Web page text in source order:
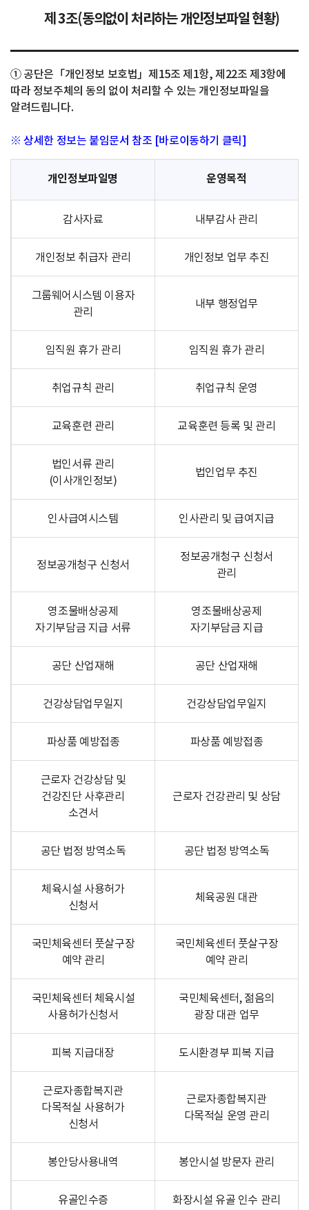
제 3조(동의없이 처리하는 개인정보파일 현황)
① 공단은「개인정보 보호법」제15조 제1항, 제22조 제3항에
따라 정보주체의 동의 없이 처리할 수 있는 개인정보파일을
알려드립니다.
※ 상세한 정보는 붙임문서 참조 [바로이동하기 클릭]
개인정보파일명 운영목적
감사자료 내부감사 관리
개인정보 취급자 관리 개인정보 업무 추진
그룹웨어시스템 이용자
관리
내부 행정업무
임직원 휴가 관리 임직원 휴가 관리
취업규칙 관리 취업규칙 운영
교육훈련 관리 교육훈련 등록 및 관리
법인서류 관리
(이사개인정보)
법인업무 추진
인사급여시스템 인사관리 및 급여지급
정보공개청구 신청서
정보공개청구 신청서
관리
영조물배상공제
자기부담금 지급 서류
영조물배상공제
자기부담금 지급
공단 산업재해 공단 산업재해
건강상담업무일지 건강상담업무일지
파상품 예방접종 파상품 예방접종
근로자 건강상담 및
건강진단 사후관리
소견서
근로자 건강관리 및 상담
공단 법정 방역소독 공단 법정 방역소독
체육시설 사용허가
신청서
체육공원 대관
국민체육센터 풋살구장
예약 관리
국민체육센터 풋살구장
예약 관리
국민체육센터 체육시설
사용허가신청서
국민체육센터, 젊음의
광장 대관 업무
피복 지급대장 도시환경부 피복 지급
근로자종합복지관
다목적실 사용허가
신청서
근로자종합복지관
다목적실 운영 관리
봉안당사용내역 봉안시설 방문자 관리
유골인수증 화장시설 유골 인수 관리